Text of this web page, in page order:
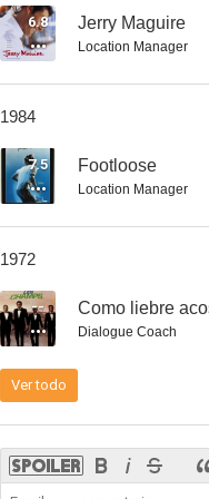
6.8 Jerry Maguire
Location Manager
1984
7.5 Footloose
Location Manager
1972
-- Como liebre
Dialogue Coach
Ver todo